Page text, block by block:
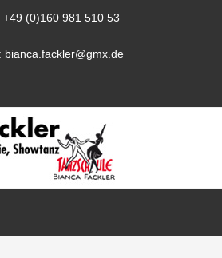
+49 (0)160 981 510 53
bianca.fackler@gmx.de